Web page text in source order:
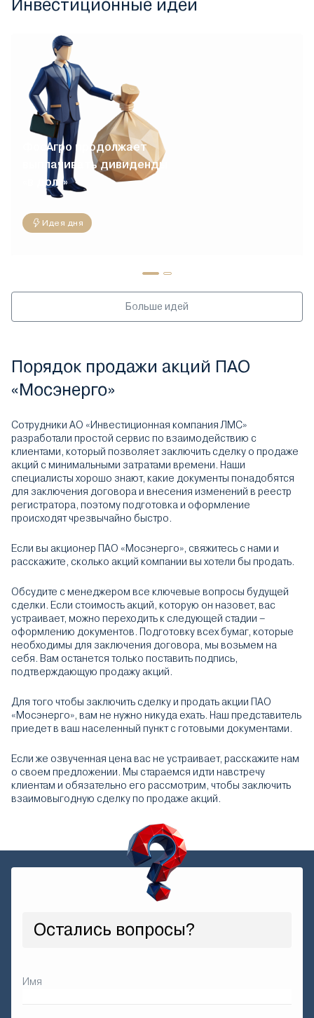
Инвестиционные идеи
ФосАгро продолжает
выплачивать дивиденды
«в долг»
Идея дня
Больше идей
Порядок продажи акций ПАО
«Мосэнерго»
Сотрудники АО «Инвестиционная компания ЛМС»
разработали простой сервис по взаимодействию с
клиентами, который позволяет заключить сделку о продаже
акций с минимальными затратами времени. Наши
специалисты хорошо знают, какие документы понадобятся
для заключения договора и внесения изменений в реестр
регистратора, поэтому подготовка и оформление
происходят чрезвычайно быстро.
Если вы акционер ПАО «Мосэнерго», свяжитесь с нами и
расскажите, сколько акций компании вы хотели бы продать.
Обсудите с менеджером все ключевые вопросы будущей
сделки. Если стоимость акций, которую он назовет, вас
устраивает, можно переходить к следующей стадии –
оформлению документов. Подготовку всех бумаг, которые
необходимы для заключения договора, мы возьмем на
себя. Вам останется только поставить подпись,
подтверждающую продажу акций.
Для того чтобы заключить сделку и продать акции ПАО
«Мосэнерго», вам не нужно никуда ехать. Наш представитель
приедет в ваш населенный пункт с готовыми документами.
Если же озвученная цена вас не устраивает, расскажите нам
о своем предложении. Мы стараемся идти навстречу
клиентам и обязательно его рассмотрим, чтобы заключить
взаимовыгодную сделку по продаже акций.
Остались вопросы?
Имя